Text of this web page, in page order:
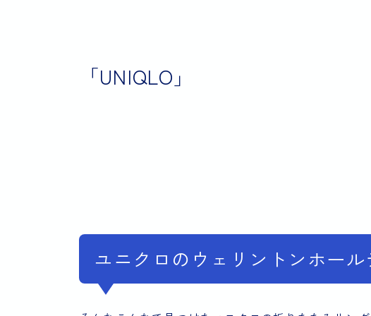
「UNIQLO」
ユニクロのウェリントンホー